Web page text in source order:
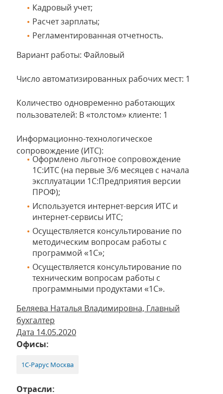
Кадровый учет;
Расчет зарплаты;
Регламентированная отчетность.
Вариант работы: Файловый
Число автоматизированных рабочих мест: 1
Количество одновременно работающих
пользователей: В «толстом» клиенте: 1
Информационно-технологическое
сопровождение (ИТС):
Оформлено льготное сопровождение
1С:ИТС (на первые 3/6 месяцев с начала
эксплуатации 1С:Предприятия версии
ПРОФ);
Используется интернет-версия ИТС и
интернет-сервисы ИТС;
Осуществляется консультирование по
методическим вопросам работы с
программой «1С»;
Осуществляется консультирование по
техническим вопросам работы с
программными продуктами «1С».
Беляева Наталья Владимировна, Главный
бухгалтер
Дата 14.05.2020
Офисы:
1С-Рарус Москва
Отрасли: